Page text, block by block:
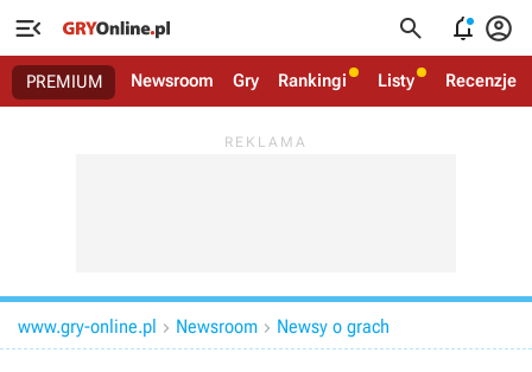
   
PREMIUM Newsroom Gry Rankingi Listy Recenzje
www.gry-online.pl  Newsroom  Newsy o grach